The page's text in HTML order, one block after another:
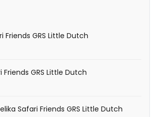
Friends GRS Little Dutch
GRS Little Dutch
Safari Friends GRS Little Dutch